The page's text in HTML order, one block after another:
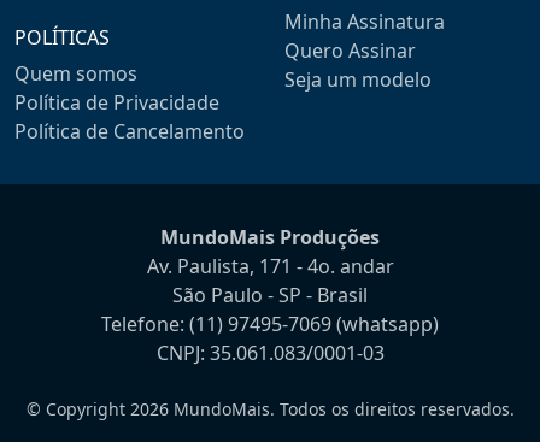
POLÍTICAS
Quem somos
Política de Privacidade
Política de Cancelamento
Minha Assinatura
Quero Assinar
Seja um modelo
MundoMais Produções
Av. Paulista, 171 - 4o. andar
São Paulo - SP - Brasil
Telefone: (11) 97495-7069(whatsapp)
CNPJ: 35.061.083/0001-03
© Copyright 2026 MundoMais. Todos os direitos reservados.